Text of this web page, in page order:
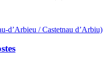
d’Arbieu / Castetnau d’Arbiu)